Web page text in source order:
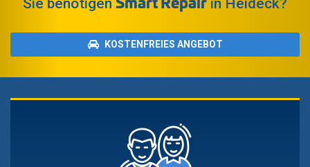
Sie benötigen in Heideck?
KOSTENFREIES ANGEBOT